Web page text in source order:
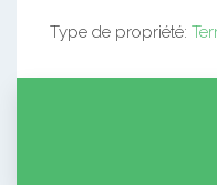
Type de propriété: